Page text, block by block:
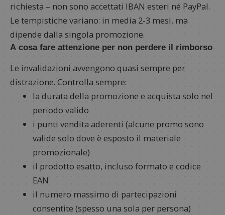
richiesta – non sono accettati IBAN esteri né PayPal.
Le tempistiche variano: in media 2-3 mesi, ma
dipende dalla singola promozione.
A cosa fare attenzione per non perdere il rimborso
Le invalidazioni avvengono quasi sempre per
distrazione. Controlla sempre:
la durata della promozione e acquista solo nel
periodo valido
i punti vendita aderenti (alcune promo sono
valide solo dove è esposto il materiale
promozionale)
il prodotto esatto, incluso formato e codice
EAN
il numero massimo di partecipazioni
consentite (spesso una sola per persona)